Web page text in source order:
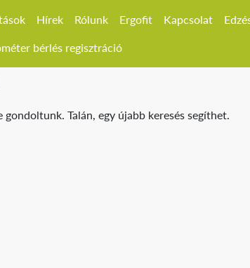
Hírek Rólunk Ergofit Kapcsolat
bérlés regisztráció
Talán, egy újabb keresés segíthet.